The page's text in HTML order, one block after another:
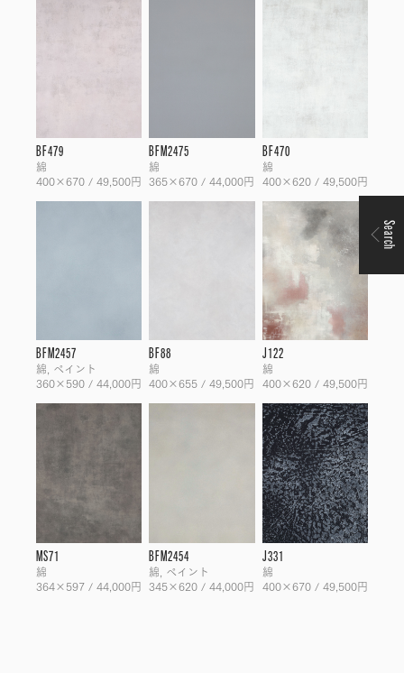
BF479
綿
400×670 / 49,500円
BFM2475
綿
365×670 / 44,000円
BF470
綿
400×620 / 49,500円
BFM2457
綿, ペイント
360×590 / 44,000円
BF88
綿
400×655 / 49,500円
J122
綿
400×620 / 49,500円
MS71
綿
364×597 / 44,000円
BFM2454
綿, ペイント
345×620 / 44,000円
J331
綿
400×670 / 49,500円
Search